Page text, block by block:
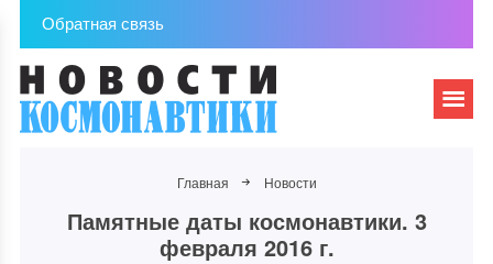
Обратная связь
Главная Новости
Памятные даты космонавтики. 3
февраля 2016 г.